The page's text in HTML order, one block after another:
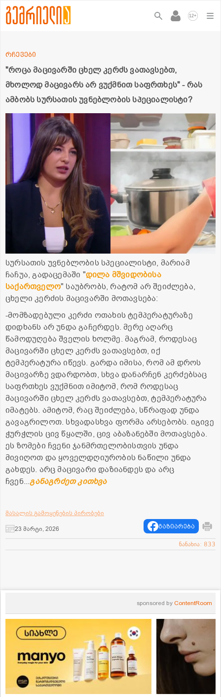
12+
"როცა მაცივარში ცხელ კერძს ვათავსებთ,
მხოლოდ მაცივარს არ ვუქმნით საფრთხეს" - რას
ამბობს სურსათის უვნებლობის სპეციალისტი?
რჩევები
სურსათის უვნებლობის სპეციალისტი, მარიამ
ჩაჩუა, გადაცემაში "დილა მშვიდობისა
საქართველო" საუბრობს, რატომ არ შეიძლება,
ცხელი კერძის მაცივარში მოთავსება:
-მომზადებული კერძი ოთახის ტემპერატურაზე
დიდხანს არ უნდა გაჩერდეს. მერე აღარც
წამოდუღება შველის ხოლმე. მაგრამ, როდესაც
მაცივარში ცხელ კერძს ვათავსებთ, იქ
ტემპერატურა იწევს. გარდა იმისა, რომ ამ დროს
მაცივარზე ვდარდობთ, სხვა დანარჩენ კერძებსაც
საფრთხეს ვუქმნით იმიტომ, რომ როდესაც
მაცივარში ცხელ კერძს ვათავსებთ, ტემპერატურა
იმატებს. ამიტომ, რაც შეიძლება, სწრაფად უნდა
გავაგრილოთ. სხვადასხვა ფორმა არსებობს. იგივე
ჭურჭლის ცივ წყალში, ცივ აბაზანებში მოთავსება.
ეს ზომები ჩვენი ჯანმრთელობისთვის უნდა
მივიღოთ და ყოველდღიურობის ნაწილი უნდა
გახდეს. არც მაცივარი დაზიანდეს და არც
ჩვენ...განაგრძეთ კითხვა
მასალის გამოყენების პირობები
23 მარტი, 2026
გაზიარება
ნანახია: 833
sponsored by ContentRoom